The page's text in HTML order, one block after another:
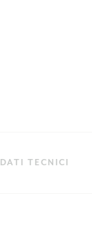
DATI TECNICI